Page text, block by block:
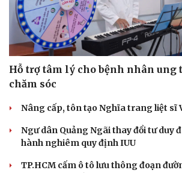
Hỗ trợ tâm lý cho bệnh nhân ung
chăm sóc
Nâng cấp, tôn tạo Nghĩa trang liệt sĩ
Ngư dân Quảng Ngãi thay đổi tư duy
hành nghiêm quy định IUU
TP.HCM cấm ô tô lưu thông đoạn